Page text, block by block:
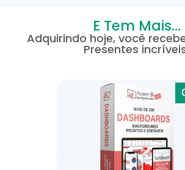
E Tem Mais...
Adquirindo hoje, você
Presentes